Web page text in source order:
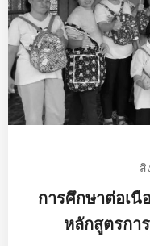
สิ
การศึกษาต่อเ
หลักสูตรกา